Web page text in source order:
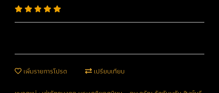
เพิ่มรายการโปรด เปรียบเทียบ